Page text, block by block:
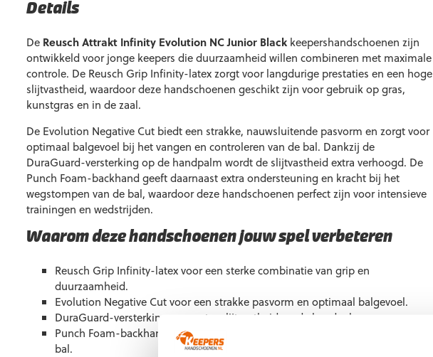
Details
De Reusch Attrakt Infinity Evolution NC Junior Black keepershandschoenen zijn
ontwikkeld voor jonge keepers die duurzaamheid willen combineren met maximale
controle. De Reusch Grip Infinity-latex zorgt voor langdurige prestaties en een hoge
slijtvastheid, waardoor deze handschoenen geschikt zijn voor gebruik op gras,
kunstgras en in de zaal.
De Evolution Negative Cut biedt een strakke, nauwsluitende pasvorm en zorgt voor
optimaal balgevoel bij het vangen en controleren van de bal. Dankzij de
DuraGuard-versterking op de handpalm wordt de slijtvastheid extra verhoogd. De
Punch Foam-backhand geeft daarnaast extra ondersteuning en kracht bij het
wegstompen van de bal, waardoor deze handschoenen perfect zijn voor intensieve
trainingen en wedstrijden.
Waarom deze handschoenen jouw spel verbeteren
Reusch Grip Infinity-latex voor een sterke combinatie van grip en
duurzaamheid.
Evolution Negative Cut voor een strakke pasvorm en optimaal balgevoel.
DuraGuard-versterking voor extra slijtvastheid op de handpalm.
Punch Foam-backhand voor extra kracht en controle bij het stompen van de
bal.